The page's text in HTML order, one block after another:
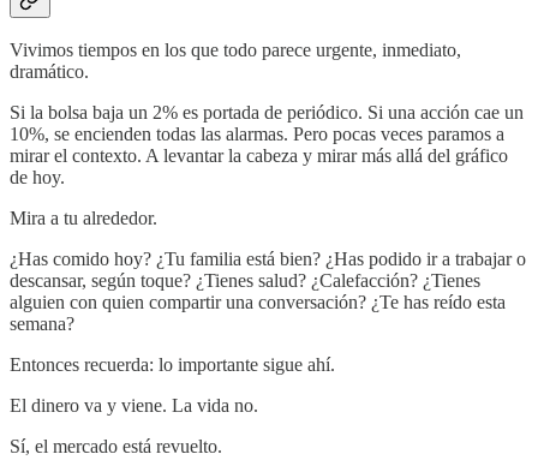
Vivimos tiempos en los que todo parece urgente, inmediato,
dramático.
Si la bolsa baja un 2% es portada de periódico. Si una acción cae un
10%, se encienden todas las alarmas. Pero pocas veces paramos a
mirar el contexto. A levantar la cabeza y mirar más allá del gráfico
de hoy.
Mira a tu alrededor.
¿Has comido hoy? ¿Tu familia está bien? ¿Has podido ir a trabajar o
descansar, según toque? ¿Tienes salud? ¿Calefacción? ¿Tienes
alguien con quien compartir una conversación? ¿Te has reído esta
semana?
Entonces recuerda: lo importante sigue ahí.
El dinero va y viene. La vida no.
Sí, el mercado está revuelto.